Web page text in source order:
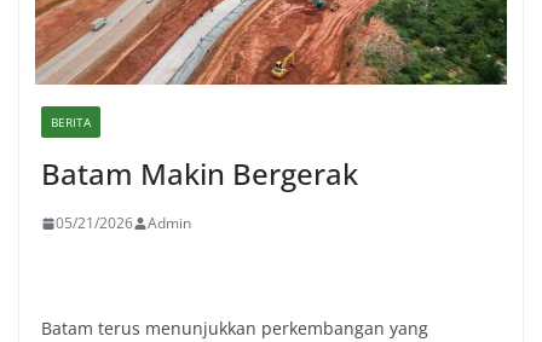
BERITA
Batam Makin Bergerak
05/21/2026 Admin
Batam terus menunjukkan perkembangan yang